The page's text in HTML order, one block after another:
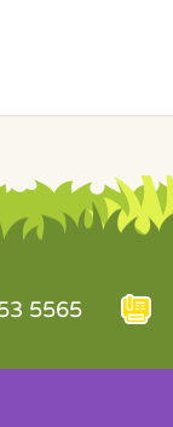
5565